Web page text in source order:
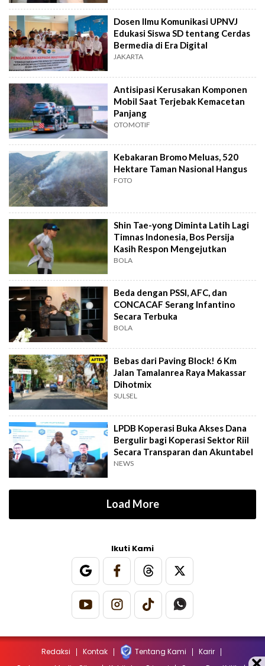
Dosen Ilmu Komunikasi UPNVJ
Edukasi Siswa SD tentang Cerdas
Bermedia di Era Digital
JAKARTA
Antisipasi Kerusakan Komponen
Mobil Saat Terjebak Kemacetan
Panjang
OTOMOTIF
Kebakaran Bromo Meluas, 520
Hektare Taman Nasional Hangus
FOTO
Shin Tae-yong Diminta Latih Lagi
Timnas Indonesia, Bos Persija
Kasih Respon Mengejutkan
BOLA
Beda dengan PSSI, AFC, dan
CONCACAF Serang Infantino
Secara Terbuka
BOLA
Bebas dari Paving Block! 6 Km
Jalan Tamalanrea Raya Makassar
Dihotmix
SULSEL
LPDB Koperasi Buka Akses Dana
Bergulir bagi Koperasi Sektor Riil
Secara Transparan dan Akuntabel
NEWS
Load More
Ikuti Kami
Redaksi Kontak Tentang Kami
Karir